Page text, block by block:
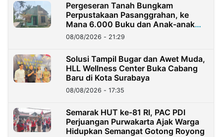
Pergeseran Tanah Bungkam
Perpustakaan Pasanggrahan, ke
Mana 6.000 Buku dan Anak-anak
Kini?
08/08/2026 - 21:29
Solusi Tampil Bugar dan Awet Muda,
HLL Wellness Center Buka Cabang
Baru di Kota Surabaya
08/08/2026 - 17:35
Semarak HUT ke-81 RI, PAC PDI
Perjuangan Purwakarta Ajak Warga
Hidupkan Semangat Gotong Royong